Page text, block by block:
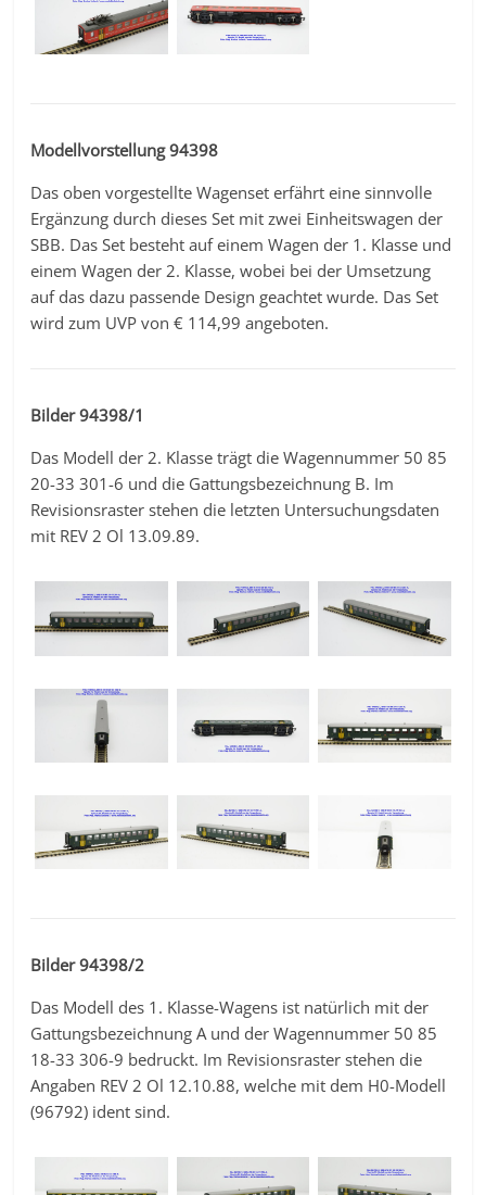
Modellvorstellung 94398
Das oben vorgestellte Wagenset erfährt eine sinnvolle
Ergänzung durch dieses Set mit zwei Einheitswagen der
SBB. Das Set besteht auf einem Wagen der 1. Klasse und
einem Wagen der 2. Klasse, wobei bei der Umsetzung
auf das dazu passende Design geachtet wurde. Das Set
wird zum UVP von € 114,99 angeboten.
Bilder 94398/1
Das Modell der 2. Klasse trägt die Wagennummer 50 85
20-33 301-6 und die Gattungsbezeichnung B. Im
Revisionsraster stehen die letzten Untersuchungsdaten
mit REV 2 Ol 13.09.89.
Bilder 94398/2
Das Modell des 1. Klasse-Wagens ist natürlich mit der
Gattungsbezeichnung A und der Wagennummer 50 85
18-33 306-9 bedruckt. Im Revisionsraster stehen die
Angaben REV 2 Ol 12.10.88, welche mit dem H0-Modell
(96792) ident sind.